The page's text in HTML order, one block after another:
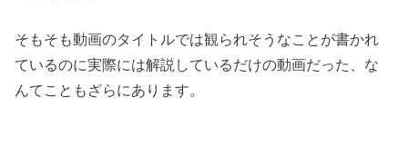
そもそも動画のタイトルでは観られそうなことが書かれ
ているのに実際には解説しているだけの動画だった、な
んてこともざらにあります。